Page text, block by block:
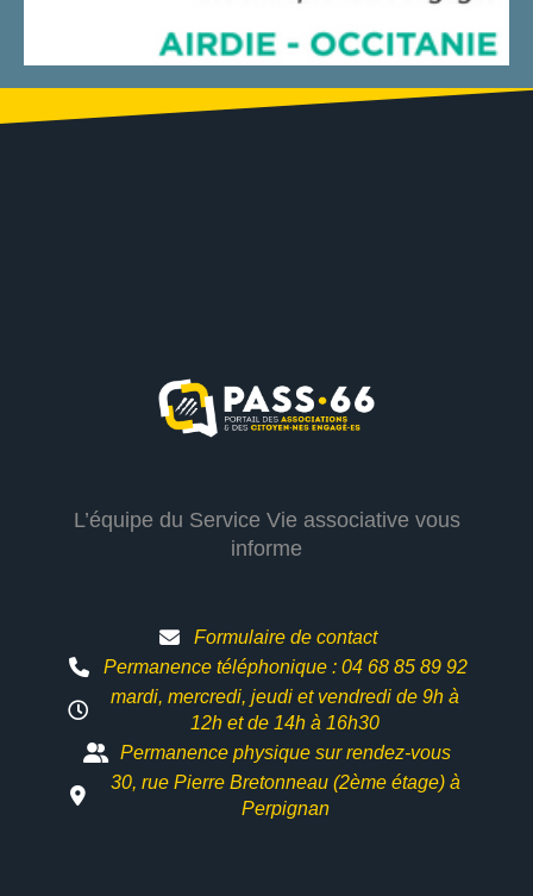
L’équipe du Service Vie associative vous
informe
Formulaire de contact
Permanence téléphonique : 04 68 85 89 92
mardi, mercredi, jeudi et vendredi de 9h à
12h etde 14h à 16h30
Permanence physique sur rendez-vous
30, rue Pierre Bretonneau (2ème étage) à
Perpignan